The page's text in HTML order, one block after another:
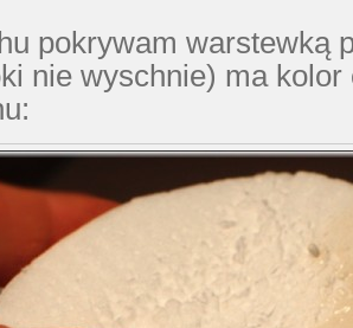
pokrywam warstewką
nie wyschnie) ma